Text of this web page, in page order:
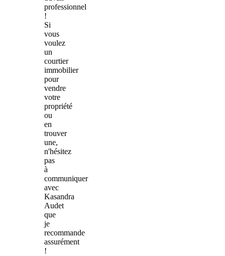
professionnel
!
Si
vous
voulez
un
courtier
immobilier
pour
vendre
votre
propriété
ou
en
trouver
une,
n'hésitez
pas
à
communiquer
avec
Kasandra
Audet
que
je
recommande
assurément
!